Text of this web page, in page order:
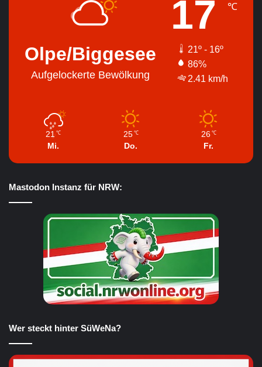
Olpe/Biggesee
Aufgelockerte Bewölkung
17 ℃
21º - 16º
86%
2.41 km/h
21 ℃
Mi.
25 ℃
Do.
26 ℃
Fr.
Mastodon Instanz für NRW:
Wer steckt hinter SüWeNa?